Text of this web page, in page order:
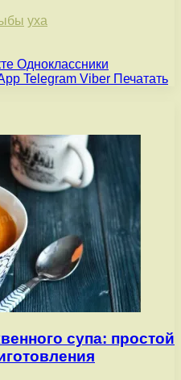
уха
Одноклассники
Telegram Viber Печатать
супа: простой